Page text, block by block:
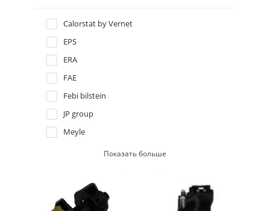
1997
1996
Calorstat by Vernet
EPS
ERA
FAE
Febi bilstein
JP group
Meyle
Показать больше